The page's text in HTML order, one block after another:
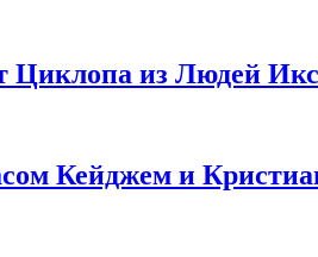
Циклопа из Людей
Кейджем и